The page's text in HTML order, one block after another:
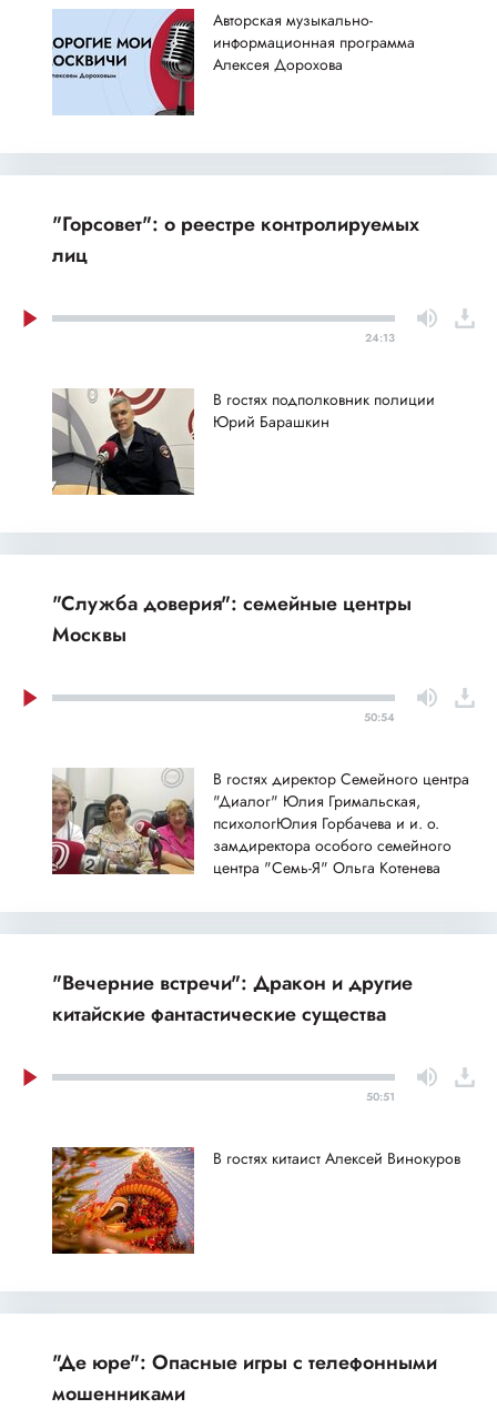
Авторская музыкально-
информационная программа
Алексея Дорохова
"Горсовет": о реестре контролируемых
лиц
24:13
В гостях подполковник полиции
Юрий Барашкин
"Служба доверия": семейные центры
Москвы
50:54
В гостях директор Семейного центра
"Диалог" Юлия Гримальская,
психологЮлия Горбачева и и. о.
замдиректора особого семейного
центра "Семь-Я" Ольга Котенева
"Вечерние встречи": Дракон и другие
китайские фантастические существа
50:51
В гостях китаист Алексей Винокуров
"Де юре": Опасные игры с телефонными
мошенниками